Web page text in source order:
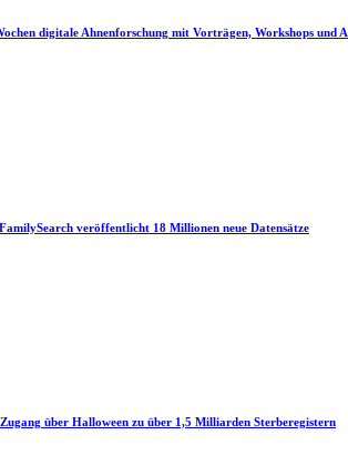
digitale Ahnenforschung mit Vorträgen, Workshops und
veröffentlicht 18 Millionen neue Datensätze
über Halloween zu über 1,5 Milliarden Sterberegistern